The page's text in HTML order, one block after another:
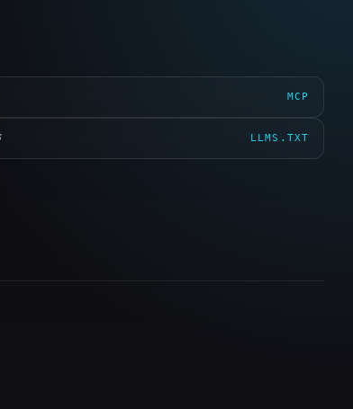
MCP
LLMS.TXT